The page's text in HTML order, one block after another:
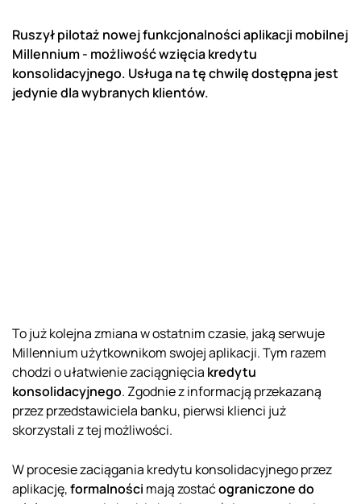
Ruszył pilotaż nowej funkcjonalności aplikacji mobilnej
Millennium - możliwość wzięcia kredytu
konsolidacyjnego. Usługa na tę chwilę dostępna jest
jedynie dla wybranych klientów.
To już kolejna zmiana w ostatnim czasie, jaką serwuje
Millennium użytkownikom swojej aplikacji. Tym razem
chodzi o ułatwienie zaciągnięcia kredytu
konsolidacyjnego. Zgodnie z informacją przekazaną
przez przedstawiciela banku, pierwsi klienci już
skorzystali z tej możliwości.
W procesie zaciągania kredytu konsolidacyjnego przez
aplikację,formalności mają zostaćograniczone do